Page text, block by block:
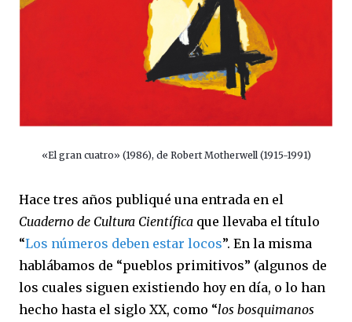
«El gran cuatro» (1986), de Robert Motherwell (1915-1991)
Hace tres años publiqué una entrada en el
Cuaderno de Cultura Científica que llevaba el título
“Los números deben estar locos”. En la misma
hablábamos de “pueblos primitivos” (algunos de
los cuales siguen existiendo hoy en día, o lo han
hecho hasta el siglo XX, como “los bosquimanos